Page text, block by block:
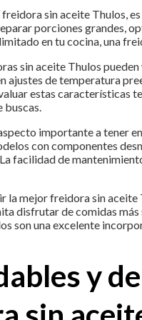
sin aceite Thulos,
porciones grandes,
en tu cocina, una
sin aceite Thulos
ajustes de temperatura
estas características
buscas.
importante a tener
con componentes
facilidad de
la mejor freidora sin
disfrutar de comidas
son una excelente
y